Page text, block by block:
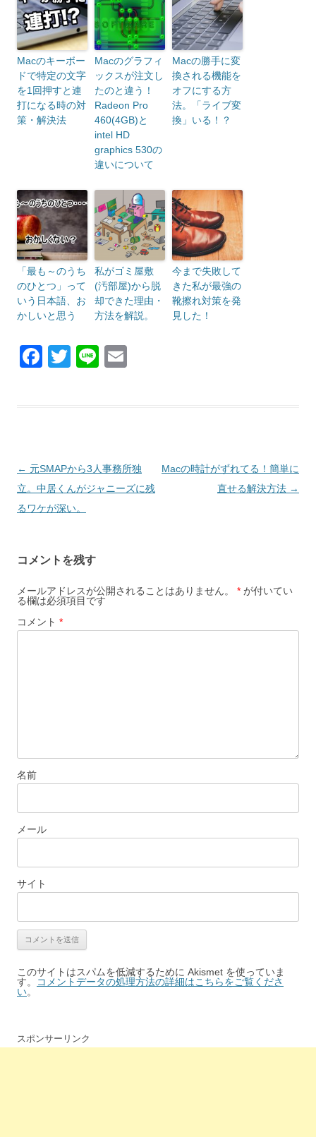
Macのキーボー
ドで特定の文字
を1回押すと連
打になる時の対
策・解決法
Macのグラフィ
ックスが注文し
たのと違う！
Radeon Pro
460(4GB)と
intel HD
graphics 530の
違いについて
Macの勝手に変
換される機能を
オフにする方
法。「ライブ変
換」いる！？
「最も～のうち
のひとつ」って
いう日本語、お
かしいと思う
私がゴミ屋敷
(汚部屋)から脱
却できた理由・
方法を解説。
今まで失敗して
きた私が最強の
靴擦れ対策を発
見した！
F
o
o
k
T
Li
投
稿
ナ
ー
シ
ョ
ン
← 元SMAPから3人事務所独
立。中居くんがジャニーズに残
るワケが深い。
Macの時計がずれてる！簡単に
直せる解決方法 →
コメントを残す
メールアドレスが公開されることはありません。 * が付いてい
る欄は必須項目です
コメント *
名前
メール
サイト
このサイトはスパムを低減するために Akismet を使っていま
す。
コメントデータの処理方法の詳細はこちらをご覧くださ
い。
スポンサーリンク